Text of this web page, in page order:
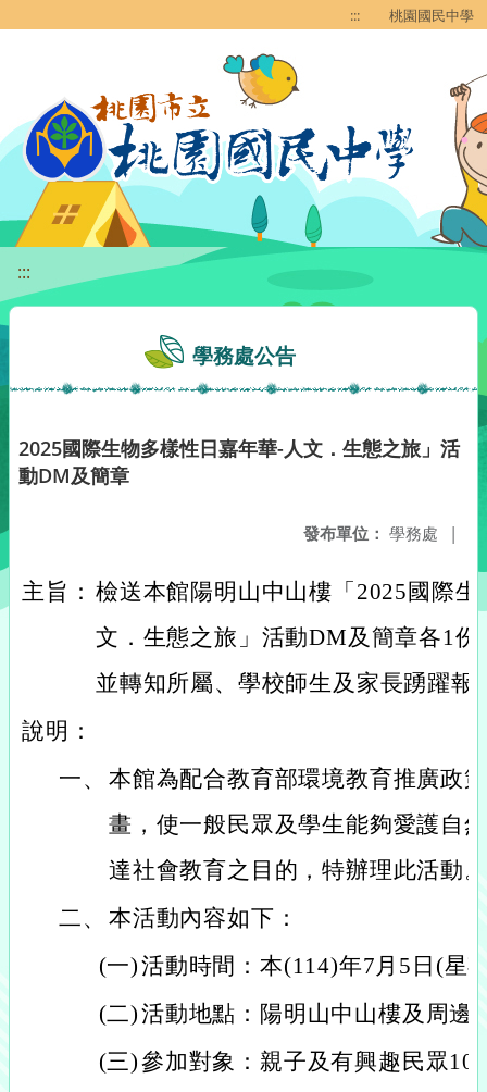
::: 桃園國民中學
:::
學務處公告
2025國際生物多樣性日嘉年華-人文．生態之旅」活
動DM及簡章
發布單位： 學務處 |
主旨： 檢送本館陽明山中山樓「2025國際
文．生態之旅」活動DM及簡章各1
並轉知所屬、學校師生及家長踴躍報
說明：
一、 本館為配合教育部環境教育推廣政
畫，使一般民眾及學生能夠愛護自
達社會教育之目的，特辦理此活動。
二、 本活動內容如下：
(一)活動時間：本(114)年7月5日(星
(二)活動地點：陽明山中山樓及周邊
(三)參加對象：親子及有興趣民眾